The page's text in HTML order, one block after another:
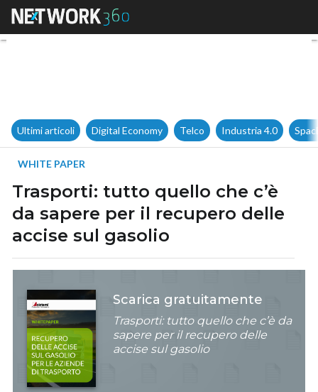
Trasporti: tutto quello che
Ultimi articoli Digital Economy Telco Industria 4.0
WHITE PAPER
Trasporti: tutto quello che c’è
da sapere per il recupero delle
accise sul gasolio
Scarica gratuitamente
Trasporti: tutto quello che c’è da
sapere per il recupero delle
accise sul gasolio